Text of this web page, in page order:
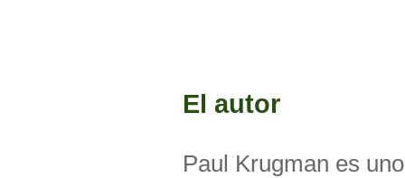
El autor
Paul Krugman es